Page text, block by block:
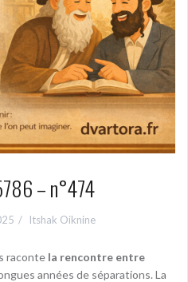
– n°474
Itshak Oiknine
raconte la rencontre entre
années de séparations. La